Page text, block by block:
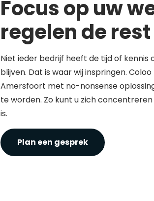
Focus op uw
regelen de rest
Niet ieder bedrijf heeft de tijd of kennis
blijven. Dat is waar wij inspringen.
Amersfoort met no-nonsense
te worden. Zo kunt u zich
is.
Plan een gesprek